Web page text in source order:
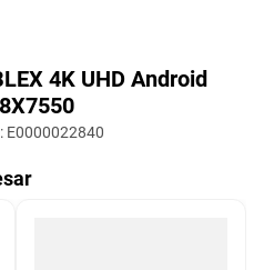
4K UHD Android
: E0000022840